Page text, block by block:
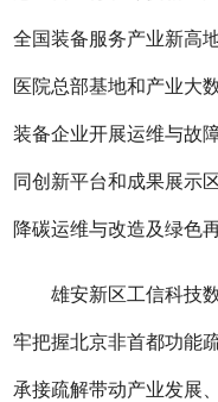
全国装备服务产业新高
医院总部基地和产业大
装备企业开展运维与故
同创新平台和成果展示
降碳运维与改造及绿色
雄安新区工信科技数
牢把握北京非首都功能
承接疏解带动产业发展